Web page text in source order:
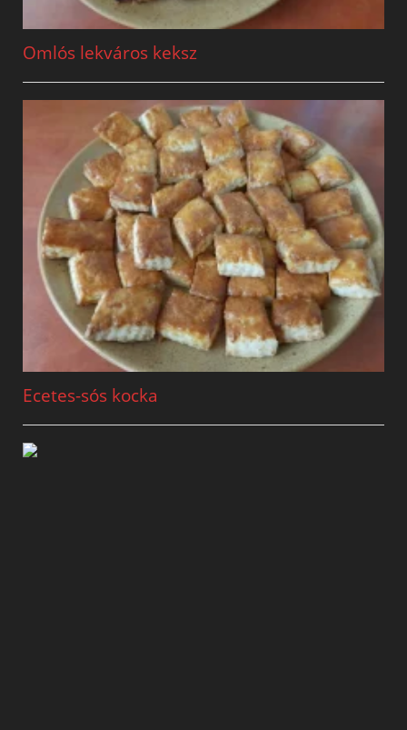
Omlós lekváros keksz
Ecetes-sós kocka